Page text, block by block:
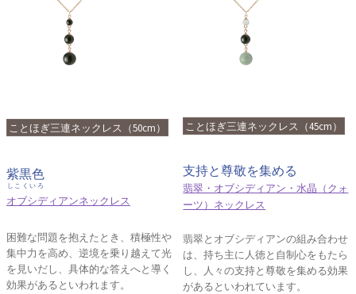
ことほぎ三連ネックレス（50cm）
紫黒色
しこくいろ
オブシディアンネックレス
困難な問題を抱えたとき、積極性や
集中力を高め、逆境を乗り越えて光
を見いだし、具体的な答えへと導く
効果があるといわれます。
ことほぎ三連ネックレス（45cm）
支持と尊敬を集める
翡翠・オブシディアン・水晶（クォ
ーツ）ネックレス
翡翠とオブシディアンの組み合わせ
は、持ち主に人徳と自制心をもたら
し、人々の支持と尊敬を集める効果
があるといわれています。